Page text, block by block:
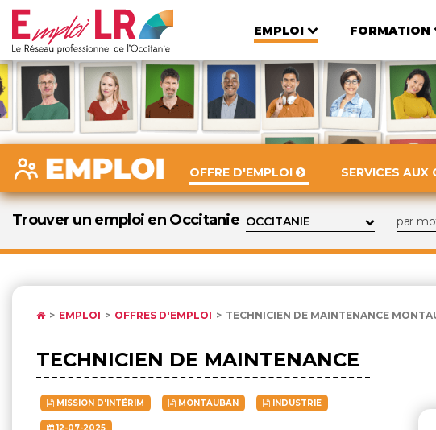
EMPLOI FORMATION
OFFRE D'EMPLOI SERVICES
Trouver un emploi en Occitanie
EMPLOI OFFRES D'EMPLOI TECHNICIEN DE MAINTENANCE
TECHNICIEN DE MAINTENANCE
MISSION D'INTÉRIM MONTAUBAN INDUSTRIE